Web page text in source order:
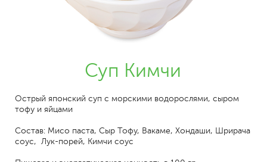
Суп Кимчи
Острый японский суп с морскими водорослями, сыром
тофу и яйцами
Состав: Мисо паста, Сыр Тофу, Вакаме, Хондаши, Шрирача
соус, Лук-порей, Кимчи соус